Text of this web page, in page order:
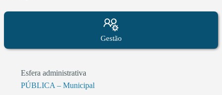
Gestão
Esfera administrativa
PÚBLICA – Municipal